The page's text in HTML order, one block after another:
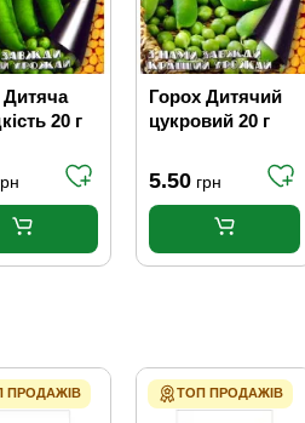
Дитяча
20 г
Горох Дитячий
цукровий 20 г
5.50 грн
ПРОДАЖІВ ТОП ПРОДАЖІВ